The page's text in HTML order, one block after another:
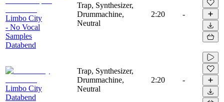
Limbo City
- No Vocal
Samples
Databend
Trap, Synthesizer,
Drummachine,
Neutral
2:20 -
Limbo City
Databend
Trap, Synthesizer,
Drummachine,
Neutral
2:20 -